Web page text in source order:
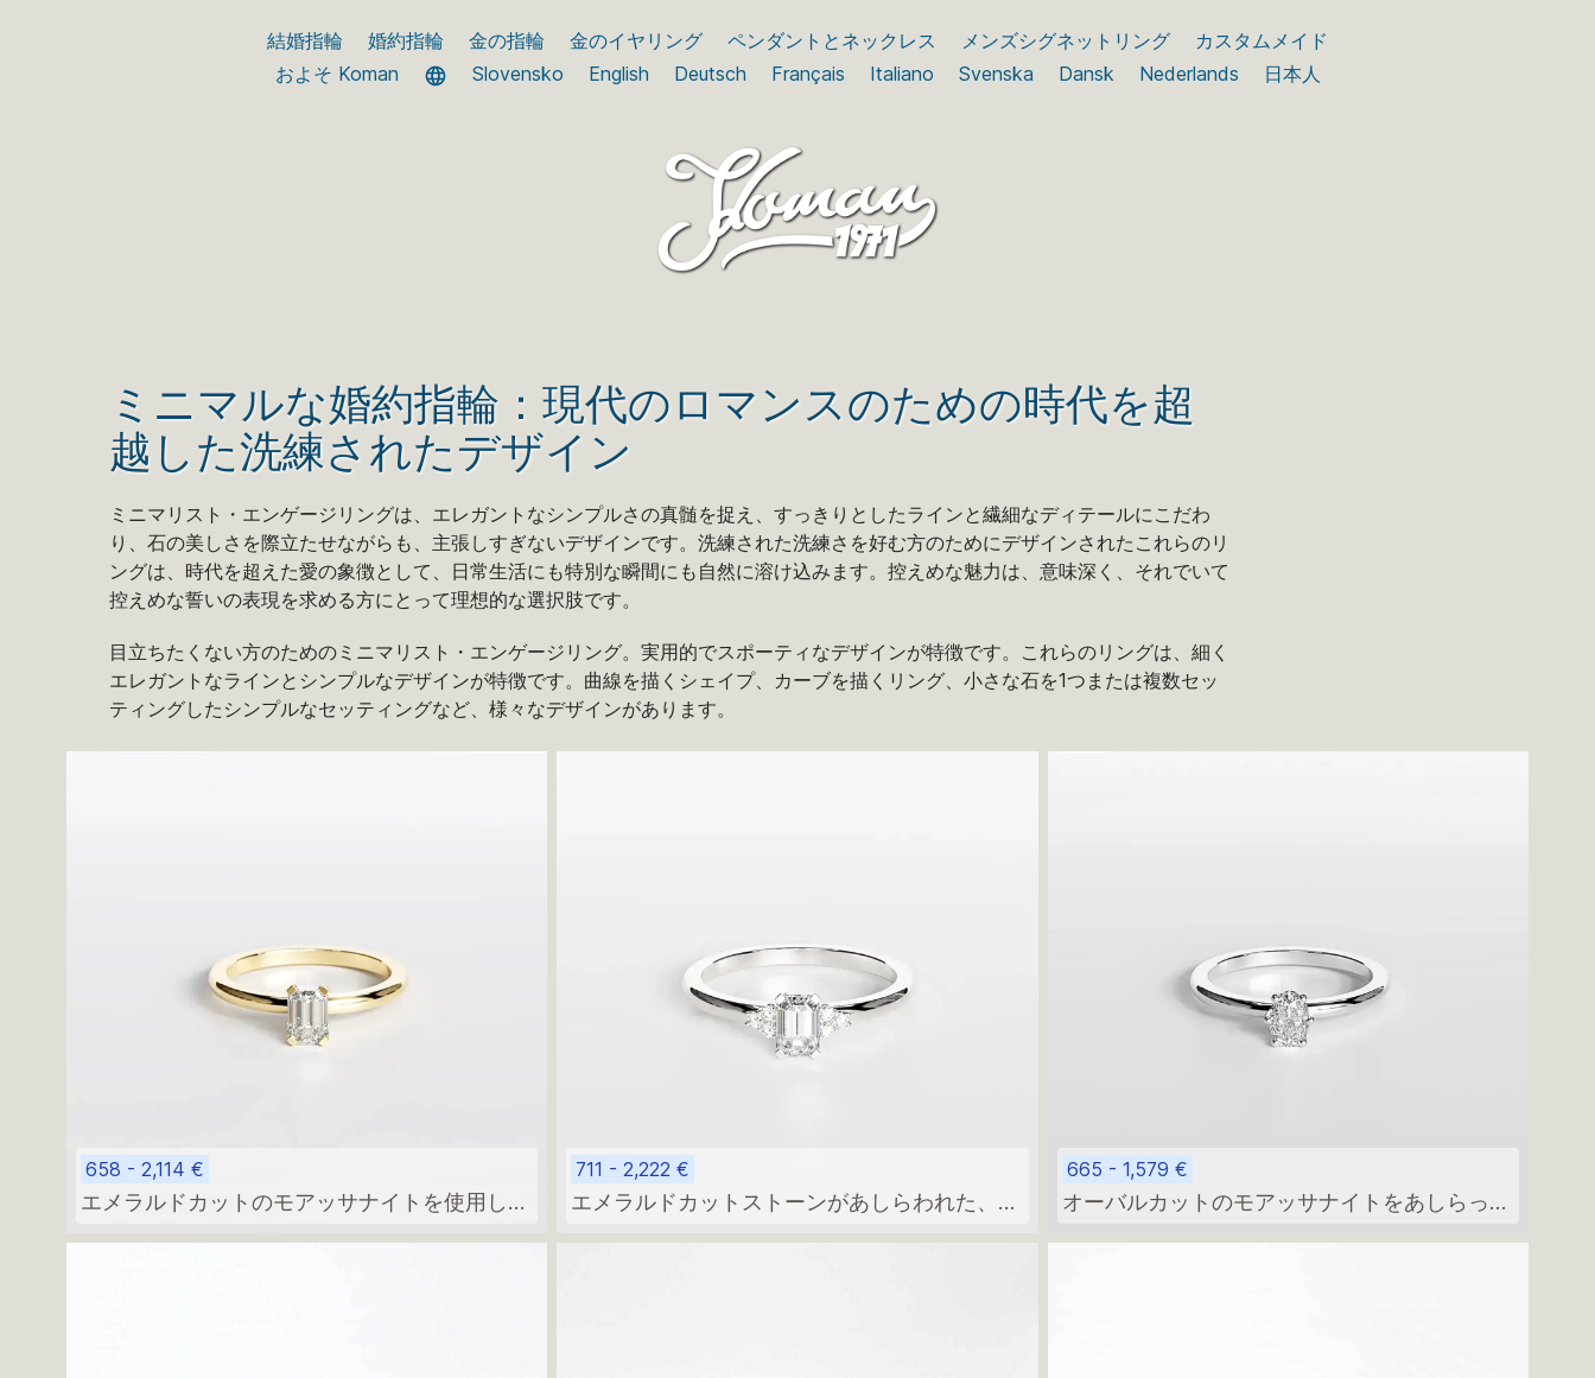
結婚指輪 婚約指輪 金の指輪 金のイヤリング ペンダントとネックレス メンズシグネットリング
カスタムメイド
およそ Koman
Slovensko English Deutsch Français Italiano Svenska Dansk Nederlands 日本人
ミニマルな婚約指輪：現代のロマンスのための時代を超
越した洗練されたデザイン
ミニマリスト・エンゲージリングは、エレガントなシンプルさの真髄を捉え、すっきりとしたラインと繊細なディテールにこだわ
り、石の美しさを際立たせながらも、主張しすぎないデザインです。洗練された洗練さを好む方のためにデザインされたこれらのリ
ングは、時代を超えた愛の象徴として、日常生活にも特別な瞬間にも自然に溶け込みます。控えめな魅力は、意味深く、それでいて
控えめな誓いの表現を求める方にとって理想的な選択肢です。
目立ちたくない方のためのミニマリスト・エンゲージリング。実用的でスポーティなデザインが特徴です。これらのリングは、細く
エレガントなラインとシンプルなデザインが特徴です。曲線を描くシェイプ、カーブを描くリング、小さな石を1つまたは複数セッ
ティングしたシンプルなセッティングなど、様々なデザインがあります。
658 - 2,114 €
エメラルドカットのモアッサナイトを使用した
711 - 2,222 €
エメラルドカットストーンがあしらわれた、ゴ
665 - 1,579 €
オーバルカットのモアッサナイトをあしらった